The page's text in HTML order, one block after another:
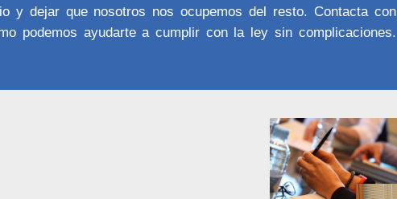
y dejar que nosotros nos ocupemos del resto. Contacta con
podemos ayudarte a cumplir con la ley sin complicaciones.